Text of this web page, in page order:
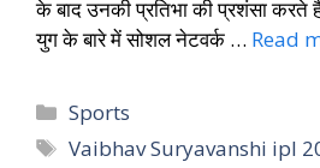
के बाद उनकी प्रतिभा की प्रशंसा
युग के बारे में सोशल नेटवर्क … Read
Sports
Vaibhav Suryavanshi ipl